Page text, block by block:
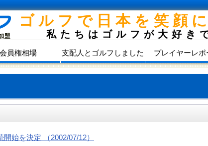
ゴルフで日本を笑顔
私たちはゴルフが大好き
会員権相場 支配人とゴルフしました プレイヤーレポ
始を決定 （2002/07/12）